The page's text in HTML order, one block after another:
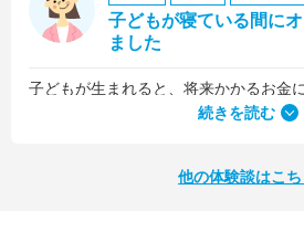
子どもが寝ている間に
ました
何より、とても親身になって対応してくださって大満足。うちと同じように子どもの将来
続きを読む
他の体験談はこち